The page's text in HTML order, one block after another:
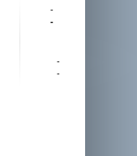
-
-
-
-